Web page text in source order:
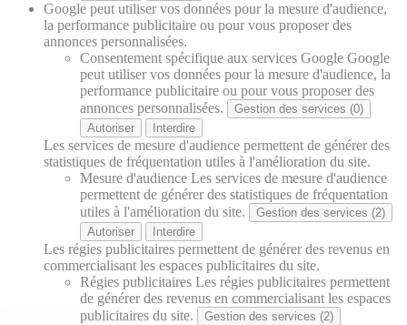
Google peut utiliser vos données pour la mesure d'audience,
la performance publicitaire ou pour vous proposer des
annonces personnalisées.
Consentement spécifique aux services Google Google
peut utiliser vos données pour la mesure d'audience, la
performance publicitaire ou pour vous proposer des
annonces personnalisées.
Gestion des services (0)
Autoriser
Interdire
Les services de mesure d'audience permettent de générer des
statistiques de fréquentation utiles à l'amélioration du site.
Mesure d'audience Les services de mesure d'audience
permettent de générer des statistiques de fréquentation
utiles à l'amélioration du site.
Gestion des services (2)
Autoriser
Interdire
Les régies publicitaires permettent de générer des revenus en
commercialisant les espaces publicitaires du site.
Régies publicitaires Les régies publicitaires permettent
de générer des revenus en commercialisant les espaces
publicitaires du site.
Gestion des services (2)